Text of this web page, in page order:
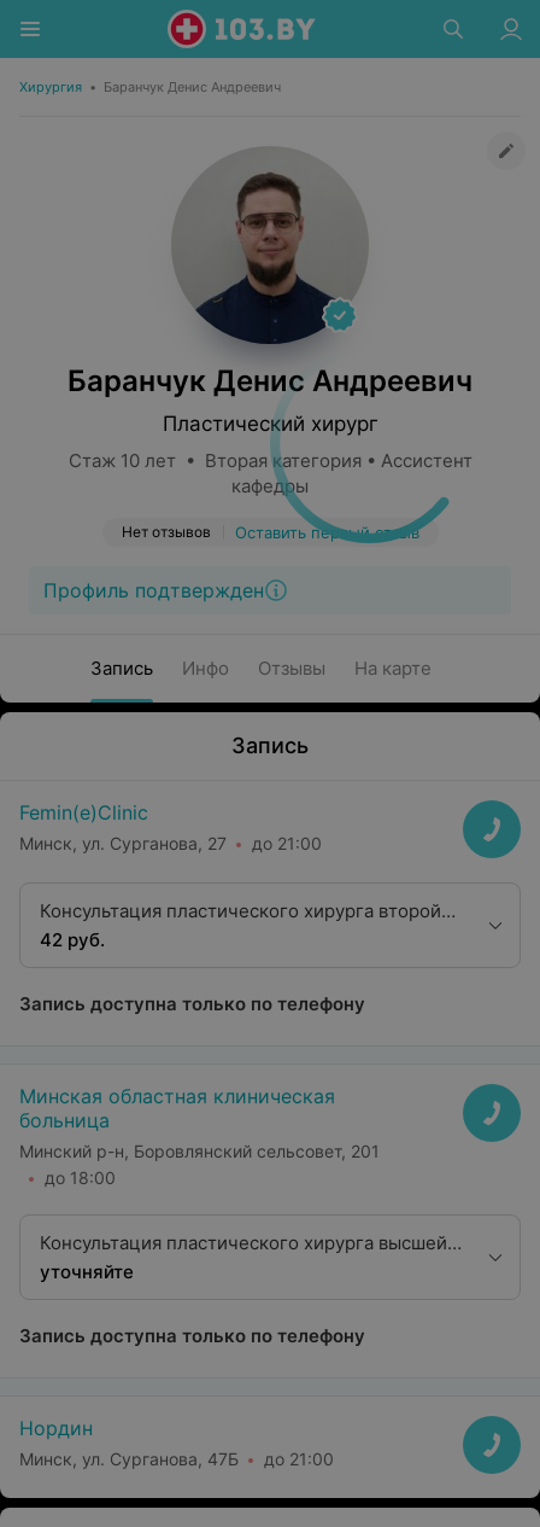
Хирургия • Баранчук Денис Андреевич
Баранчук Денис Андреевич
Пластический хирург
Стаж 10 лет • Вторая категория • Ассистент
кафедры
Нет отзывов Оставить первый отзыв
Профиль подтвержден
Запись Инфо Отзывы На карте
Запись
Femin(e)Clinic
Минск, ул. Сурганова, 27 до 21:00
Консультация пластического хирурга второй
квалификационной категории
42 руб.
Запись доступна только по телефону
Минская областная клиническая
больница
Минский р-н, Боровлянский сельсовет, 201
до 18:00
Консультация пластического хирурга высшей
квалификационной категории
уточняйте
Запись доступна только по телефону
Нордин
Минск, ул. Сурганова, 47Б до 21:00